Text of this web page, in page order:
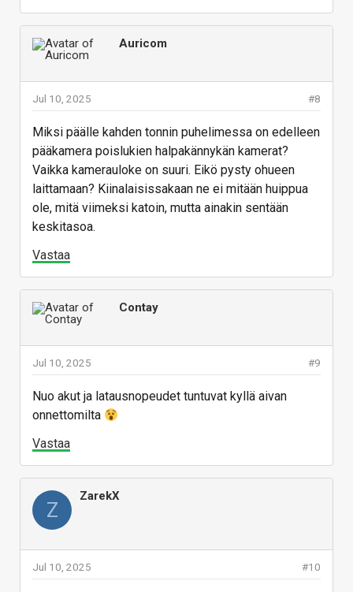
Auricom
#8
Jul 10, 2025
Miksi päälle kahden tonnin puhelimessa on edelleen
pääkamera poislukien halpakännykän kamerat?
Vaikka kamerauloke on suuri. Eikö pysty ohueen
laittamaan? Kiinalaisissakaan ne ei mitään huippua
ole, mitä viimeksi katoin, mutta ainakin sentään
keskitasoa.
Vastaa
Contay
#9
Jul 10, 2025
Nuo akut ja latausnopeudet tuntuvat kyllä aivan
onnettomilta
Vastaa
Z
ZarekX
#10
Jul 10, 2025